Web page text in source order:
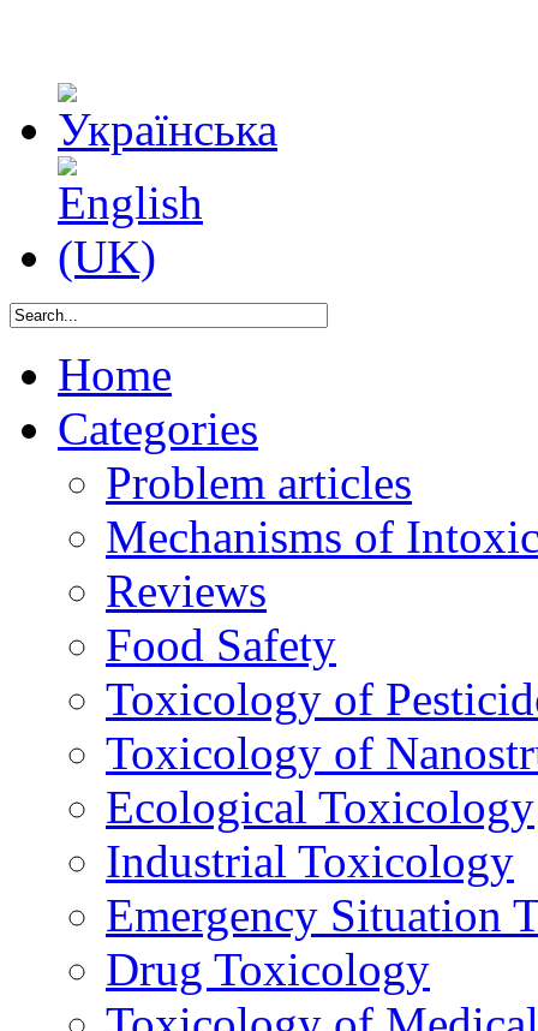
Home
Categories
Problem articles
Mechanisms of
Reviews
Food Safety
Toxicology of
Toxicology of
Ecological Toxicology
Industrial Toxicology
Emergency Situation
Drug Toxicology